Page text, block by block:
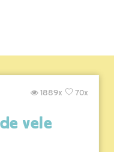
70x
1889x
vele